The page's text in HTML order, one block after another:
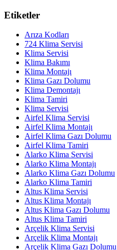
Etiketler
Arıza Kodları
724 Klima Servisi
Klima Servisi
Klima Bakımı
Klima Montajı
Klima Gazı Dolumu
Klima Demontajı
Klima Tamiri
Klima Servisi
Airfel Klima Servisi
Airfel Klima Montajı
Airfel Klima Gazı Dolumu
Airfel Klima Tamiri
Alarko Klima Servisi
Alarko Klima Montajı
Alarko Klima Gazı Dolumu
Alarko Klima Tamiri
Altus Klima Servisi
Altus Klima Montajı
Altus Klima Gazı Dolumu
Altus Klima Tamiri
Arçelik Klima Servisi
Arçelik Klima Montajı
Arçelik Klima Gazı Dolumu